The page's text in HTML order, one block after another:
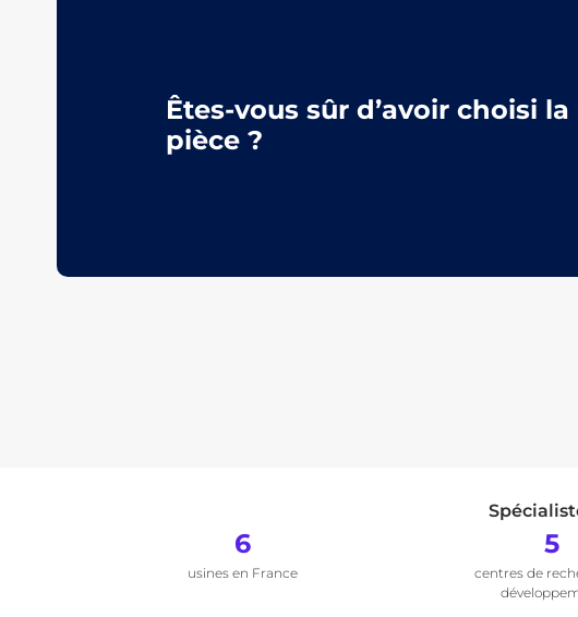
Êtes-vous sûr d’avoir choisi
pièce ?
6
usines en France
5
centres de